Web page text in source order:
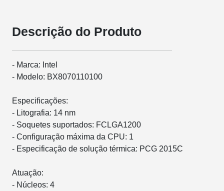
Descrição do Produto
- Marca: Intel
- Modelo: BX8070110100
Especificações:
- Litografia: 14 nm
- Soquetes suportados: FCLGA1200
- Configuração máxima da CPU: 1
- Especificação de solução térmica: PCG 2015C
Atuação:
- Núcleos: 4